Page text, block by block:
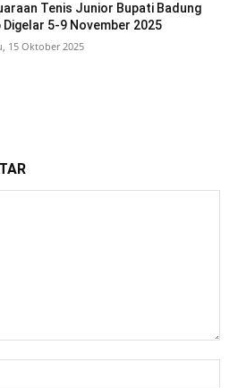
Tenis Junior Bupati Badung
Digelar 5-9 November 2025
15 Oktober 2025